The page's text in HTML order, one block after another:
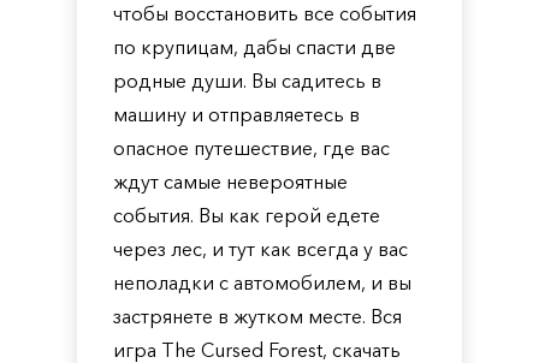
чтобы восстановить все события
по крупицам, дабы спасти две
родные души. Вы садитесь в
машину и отправляетесь в
опасное путешествие, где вас
ждут самые невероятные
события. Вы как герой едете
через лес, и тут как всегда у вас
неполадки с автомобилем, и вы
застрянете в жутком месте. Вся
игра The Cursed Forest, скачать